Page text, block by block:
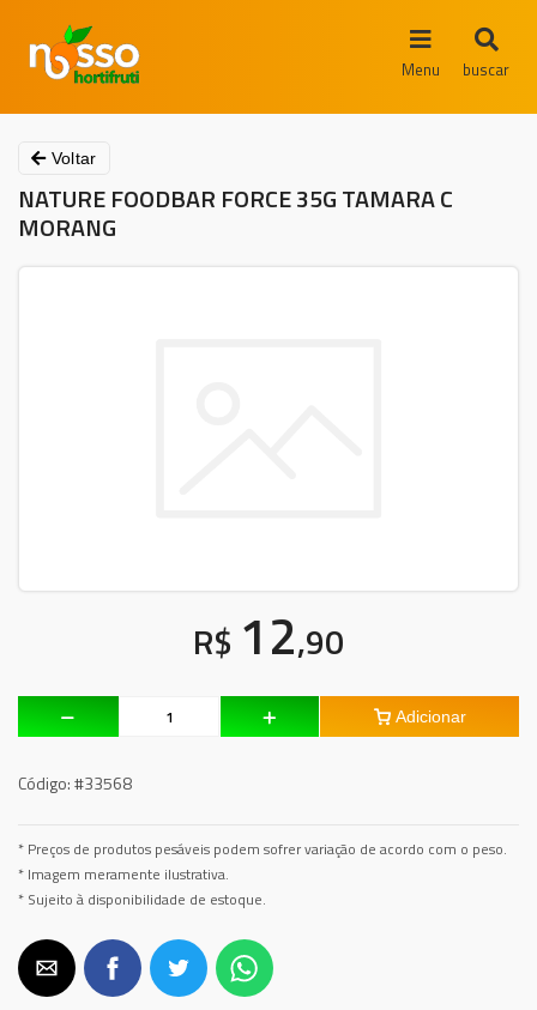
Menu buscar
Voltar
NATURE FOODBAR FORCE 35G TAMARA C
MORANG
R$ 12,90
Adicionar
Código:#33568
* Preços de produtos pesáveis podem sofrer variação de acordo com o peso.
* Imagem meramente ilustrativa.
* Sujeito à disponibilidade de estoque.